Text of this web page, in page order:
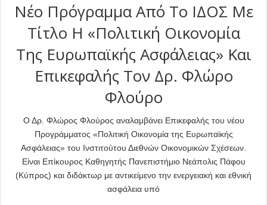
Νέο Πρόγραμμα Από Το ΙΔΟΣ Με
Τίτλο Η «Πολιτική Οικονομία
Της Ευρωπαϊκής Ασφάλειας» Και
Eπικεφαλής Τον Δρ. Φλώρο
Φλούρο
Ο Δρ. Φλώρος Φλούρος αναλαμβάνει Επικεφαλής του νέου
Προγράμματος «Πολιτική Οικονομία της Ευρωπαϊκής
Ασφάλειας» του Ινστιτούτου Διεθνών Οικονομικών Σχέσεων.
Είναι Επίκουρος Καθηγητής Πανεπιστήμιο Νεάπολις Πάφου
(Κύπρος) και διδάκτωρ με αντικείμενο την ενεργειακή και εθνική
ασφάλεια υπό